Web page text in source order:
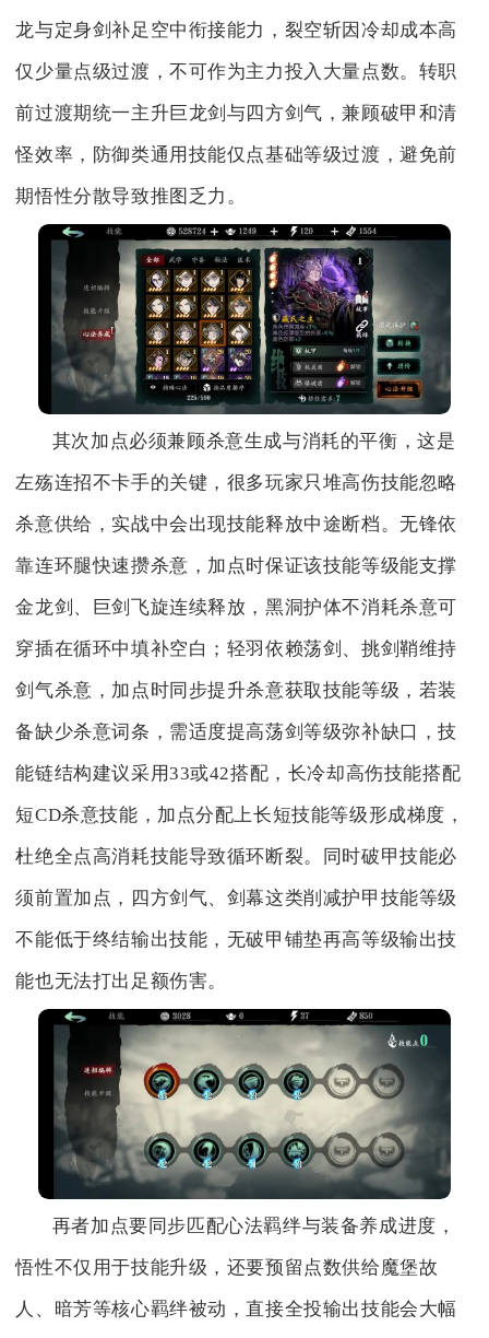
龙与定身剑补足空中衔接能力，裂空斩因冷却成本高
仅少量点级过渡，不可作为主力投入大量点数。转职
前过渡期统一主升巨龙剑与四方剑气，兼顾破甲和清
怪效率，防御类通用技能仅点基础等级过渡，避免前
期悟性分散导致推图乏力。
其次加点必须兼顾杀意生成与消耗的平衡，这是
左殇连招不卡手的关键，很多玩家只堆高伤技能忽略
杀意供给，实战中会出现技能释放中途断档。无锋依
靠连环腿快速攒杀意，加点时保证该技能等级能支撑
金龙剑、巨剑飞旋连续释放，黑洞护体不消耗杀意可
穿插在循环中填补空白；轻羽依赖荡剑、挑剑鞘维持
剑气杀意，加点时同步提升杀意获取技能等级，若装
备缺少杀意词条，需适度提高荡剑等级弥补缺口，技
能链结构建议采用33或42搭配，长冷却高伤技能搭配
短CD杀意技能，加点分配上长短技能等级形成梯度，
杜绝全点高消耗技能导致循环断裂。同时破甲技能必
须前置加点，四方剑气、剑幕这类削减护甲技能等级
不能低于终结输出技能，无破甲铺垫再高等级输出技
能也无法打出足额伤害。
再者加点要同步匹配心法羁绊与装备养成进度，
悟性不仅用于技能升级，还要预留点数供给魔堡故
人、暗芳等核心羁绊被动，直接全投输出技能会大幅